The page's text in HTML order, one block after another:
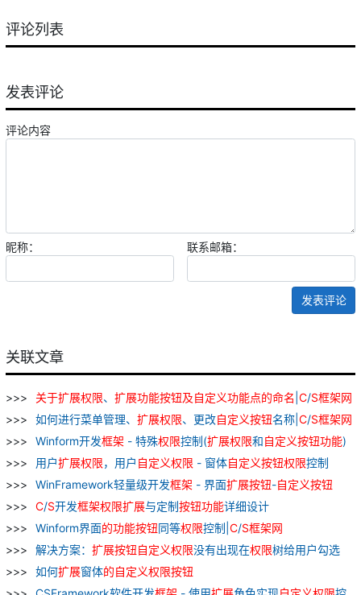
评论列表
发表评论
评论内容
昵称： 联系邮箱：
发表评论
关联文章
关于扩展权限、 扩展功能按钮及自定义功能点的命名 C/S框架网
如何进行菜单管理、 扩展权限、更改自定义按钮名称| C/S框架网
Winform开发框架 - 特殊权限控制(扩展权限和自定义按钮功能)
用户扩展权限，用户 自定义权限 - 窗体自定义按钮权限控制
WinFramework轻量级开发框架 - 界面扩展按钮-自定义按钮
C/S开发框架权限扩展与定制按钮功能详细设计
Winform界面的功能按钮同等权限控制| C/S框架网
解决方案： 扩展按钮自定义权限没有出现在权限树给用户勾选
如何扩展窗体的自定义权限按钮